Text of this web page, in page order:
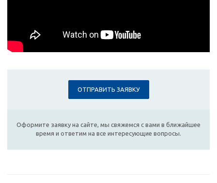
ОТПРАВИТЬ ЗАЯВКУ
Оформите заявку на сайте, мы свяжемся с вами в ближайшее
время и ответим на все интересующие вопросы.